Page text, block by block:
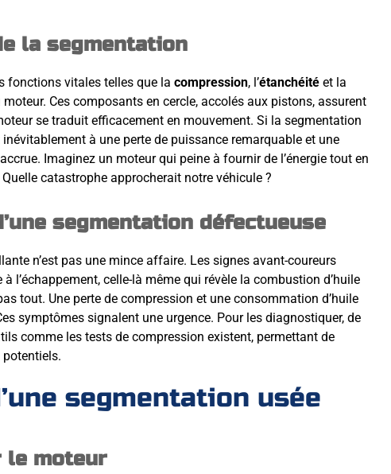
la segmentation
fonctions vitales telles que la compression, l’étanchéité et la
Ces composants en cercle, accolés aux pistons, assurent
se traduit efficacement en mouvement. Si la segmentation
à une perte de puissance remarquable et une
Imaginez un moteur qui peine à fournir de l’énergie tout en
catastrophe approcherait notre véhicule ?
segmentation défectueuse
n’est pas une mince affaire. Les signes avant-coureurs
l’échappement, celle-là même qui révèle la combustion d’huile
tout. Une perte de compression et une consommation d’huile
symptômes signalent une urgence. Pour les diagnostiquer, de
comme les tests de compression existent, permettant de
potentiels.
segmentation usée
le moteur